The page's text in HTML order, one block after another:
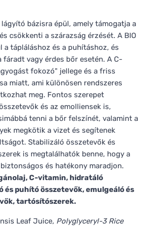
bázisra épül, amely támogatja a
csökkenti a szárazság érzését. A BIO
a tápláláshoz és a puhításhoz, és
fáradt vagy érdes bőr esetén. A C-
fokozó" jellege és a friss
miatt, ami különösen rendszeres
meg. Fontos szerepet
és az emolliensek is,
tenni a bőr felszínét, valamint a
megkötik a vizet és segítenek
Stabilizáló összetevők és
is megtalálhatók benne, hogy a
és hatékony maradjon.
C-vitamin, hidratáló
és puhító összetevők, emulgeáló és
tartósítószerek.
Leaf Juice, Polyglyceryl-3 Rice